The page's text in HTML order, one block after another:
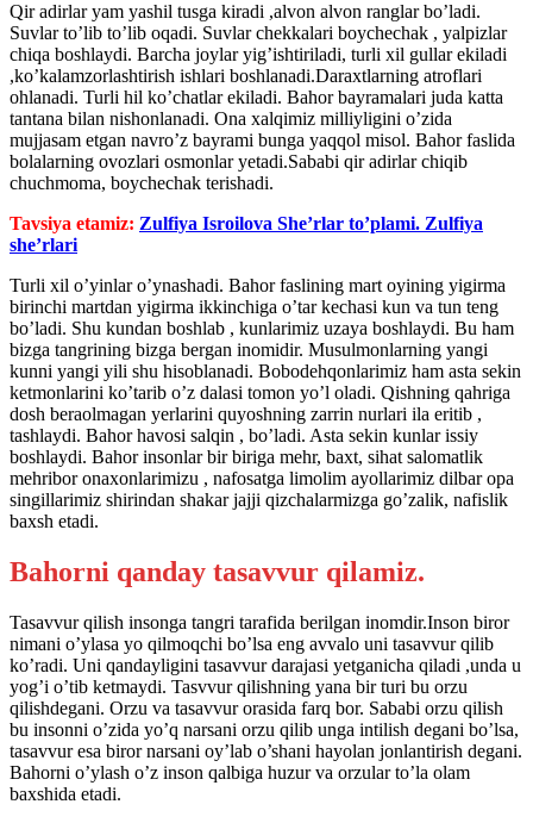
Qir adirlar yam yashil tusga kiradi ,alvon alvon ranglar bo’ladi.
Suvlar to’lib to’lib oqadi. Suvlar chekkalari boychechak , yalpizlar
chiqa boshlaydi. Barcha joylar yig’ishtiriladi, turli xil gullar ekiladi
,ko’kalamzorlashtirish ishlari boshlanadi.Daraxtlarning atroflari
ohlanadi. Turli hil ko’chatlar ekiladi. Bahor bayramalari juda katta
tantana bilan nishonlanadi. Ona xalqimiz milliyligini o’zida
mujjasam etgan navro’z bayrami bunga yaqqol misol. Bahor faslida
bolalarning ovozlari osmonlar yetadi.Sababi qir adirlar chiqib
chuchmoma, boychechak terishadi.
Tavsiya etamiz: Zulfiya Isroilova She’rlar to’plami. Zulfiya
she’rlari
Turli xil o’yinlar o’ynashadi. Bahor faslining mart oyining yigirma
birinchi martdan yigirma ikkinchiga o’tar kechasi kun va tun teng
bo’ladi. Shu kundan boshlab , kunlarimiz uzaya boshlaydi. Bu ham
bizga tangrining bizga bergan inomidir. Musulmonlarning yangi
kunni yangi yili shu hisoblanadi. Bobodehqonlarimiz ham asta sekin
ketmonlarini ko’tarib o’z dalasi tomon yo’l oladi. Qishning qahriga
dosh beraolmagan yerlarini quyoshning zarrin nurlari ila eritib ,
tashlaydi. Bahor havosi salqin , bo’ladi. Asta sekin kunlar issiy
boshlaydi. Bahor insonlar bir biriga mehr, baxt, sihat salomatlik
mehribor onaxonlarimizu , nafosatga limolim ayollarimiz dilbar opa
singillarimiz shirindan shakar jajji qizchalarmizga go’zalik, nafislik
baxsh etadi.
Bahorni qanday tasavvur qilamiz.
Tasavvur qilish insonga tangri tarafida berilgan inomdir.Inson biror
nimani o’ylasa yo qilmoqchi bo’lsa eng avvalo uni tasavvur qilib
ko’radi. Uni qandayligini tasavvur darajasi yetganicha qiladi ,unda u
yog’i o’tib ketmaydi. Tasvvur qilishning yana bir turi bu orzu
qilishdegani. Orzu va tasavvur orasida farq bor. Sababi orzu qilish
bu insonni o’zida yo’q narsani orzu qilib unga intilish degani bo’lsa,
tasavvur esa biror narsani oy’lab o’shani hayolan jonlantirish degani.
Bahorni o’ylash o’z inson qalbiga huzur va orzular to’la olam
baxshida etadi.